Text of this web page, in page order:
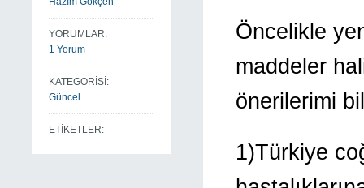
YORUMLAR:
1 Yorum
KATEGORİSİ:
Güncel
ETİKETLER:
Öncelikle
maddeler
önerilerimi
1)Türkiye